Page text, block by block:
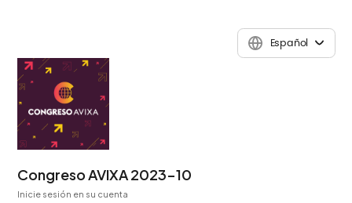
Español
Congreso AVIXA 2023-10
Inicie sesión en su cuenta